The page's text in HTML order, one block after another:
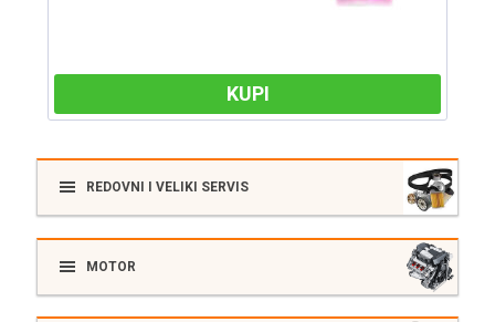
KUPI
REDOVNI I VELIKI SERVIS
MOTOR